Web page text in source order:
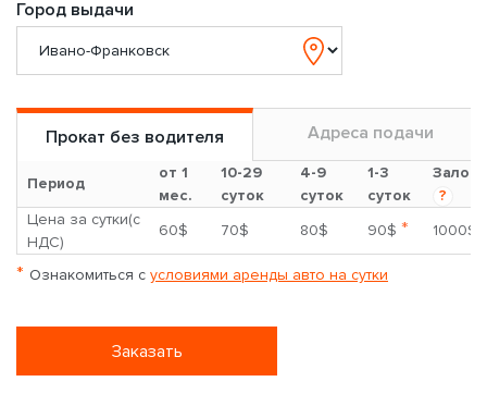
Город выдачи
Прокат без водителя Адреса подачи
Период
от 1
мес.
10-29
суток
4-9
суток
1-3
суток
Залог
?
Цена за сутки(с
НДС)
60$ 70$ 80$ 90$ * 1000$
* Ознакомиться с условиями аренды авто на сутки
Заказать